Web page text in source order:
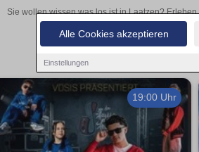
Alle Cookies akzeptieren
Einstellungen
Sie wollen wissen was los ist in Laatzen?
oder aufregende
19:00 Uhr